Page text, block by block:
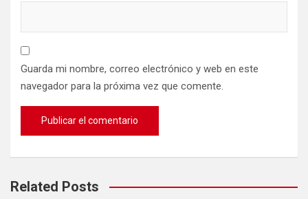
Guarda mi nombre, correo electrónico y web en este
navegador para la próxima vez que comente.
Related Posts